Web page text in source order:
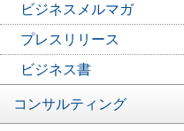
ビジネスメルマガ
プレスリリース
ビジネス書
コンサルティング